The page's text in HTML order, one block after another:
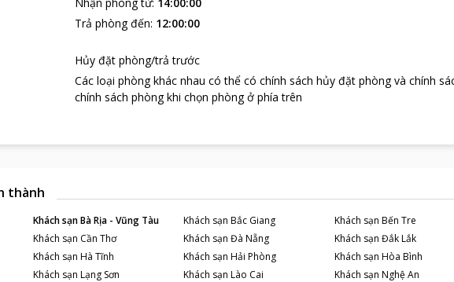
Trả phòng đến: 12:00:00
Hủy đặt phòng/trả trước
Các loại phòng khác nhau có thể có chính sách hủy đặt phòng và chính
chính sách phòng khi chọn phòng ở phía trên
thành
Khách sạnBà Rịa - Vũng Tàu Khách sạn Bắc Giang Khách sạn Bến Tre
Khách sạn Cần Thơ Khách sạn Đà Nẵng Khách sạn Đắk Lắk
Khách sạn Hà Tĩnh Khách sạn Hải Phòng Khách sạn Hòa Bình
Khách sạn Lạng Sơn Khách sạn Lào Cai Khách sạn Nghệ An